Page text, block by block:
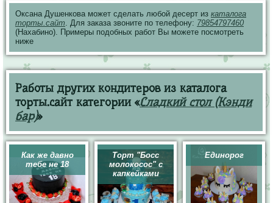
Оксана Душенкова может сделать любой десерт из каталога
торты.сайт . Для заказа звоните по телефону: 79854797460
(Нахабино). Примеры подобных работ Вы можете посмотреть
ниже
Работы других кондитеров из каталога
торты.сайт категории «Сладкий стол (Кэнди
бар)»
Как же давно
тебе не 18
Торт "Босс
молокосос" с
капкейками
Единорог